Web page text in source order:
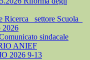
settore Scuola_
2026
sindacale
ANIEF
2026 9-13